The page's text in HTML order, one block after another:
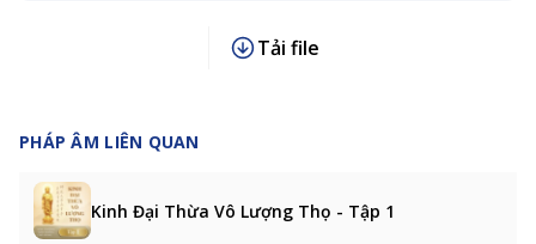
Tải file
PHÁP ÂM LIÊN QUAN
Kinh Đại Thừa Vô Lượng Thọ - Tập 1